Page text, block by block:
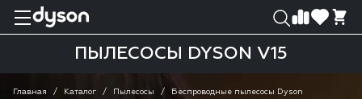
ПЫЛЕСОСЫ DYSON V15
Главная Каталог Пылесосы
Беспроводные пылесосы Dyson